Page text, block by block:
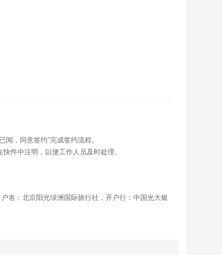
，同意签约”完成签约流程。
件中注明，以便工作人员及时处理。
名：北京阳光绿洲国际旅行社，开户行：中国光大银